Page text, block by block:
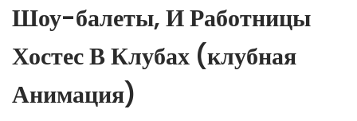
Шоу-балеты, И Работницы
Хостес В Клубах (клубная
Анимация)